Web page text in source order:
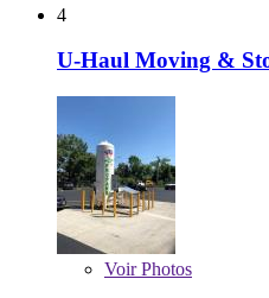
4
U-Haul Moving &
VoirPhotos